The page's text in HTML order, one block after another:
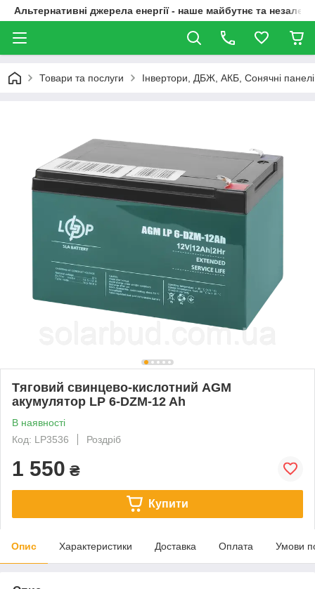
Альтернативні джерела енергії - наше майбутнє та
Товари та послуги Інвертори, ДБЖ, АКБ, Сонячні
Тяговий свинцево-кислотний AGM
акумулятор LP 6-DZM-12 Ah
В наявності
Код: LP3536
Роздріб
1 550 ₴
Купити
Опис Характеристики Доставка Оплата Умови